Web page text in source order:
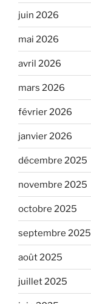
juin 2026
mai 2026
avril 2026
mars 2026
février 2026
janvier 2026
décembre 2025
novembre 2025
octobre 2025
septembre 2025
août 2025
juillet 2025